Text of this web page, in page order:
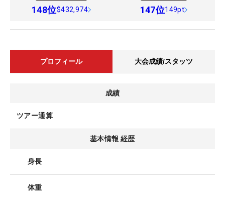
148位$432,974 147位149pt
プロフィール 大会成績/スタッツ
成績
ツアー通算
基本情報 経歴
身長
体重